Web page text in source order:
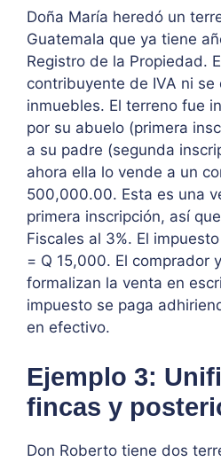
Doña María heredó un
Guatemala que ya tiene
Registro de la Propiedad.
contribuyente de IVA ni
inmuebles. El terreno fue
por su abuelo (primera
a su padre (segunda
ahora ella lo vende a un
500,000.00. Esta es una
primera inscripción, así
Fiscales al 3%. El
= Q 15,000. El comprador
formalizan la venta en
impuesto se paga
en efectivo.
Ejemplo 3:
fincas y
Don Roberto tiene dos